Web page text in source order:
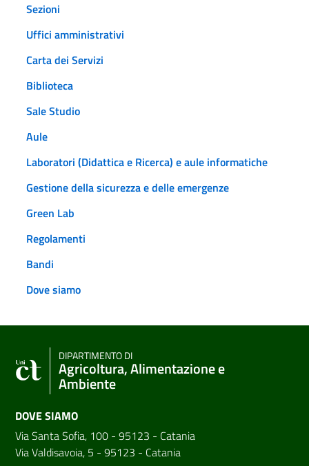
Sezioni
Uffici amministrativi
Carta dei Servizi
Biblioteca
Sale Studio
Aule
Laboratori (Didattica e Ricerca) e aule informatiche
Gestione della sicurezza e delle emergenze
Green Lab
Regolamenti
Bandi
Dove siamo
DIPARTIMENTO DI
Agricoltura, Alimentazione e
Ambiente
DOVE SIAMO
Via Santa Sofia, 100 - 95123 - Catania
Via Valdisavoia, 5 - 95123 - Catania